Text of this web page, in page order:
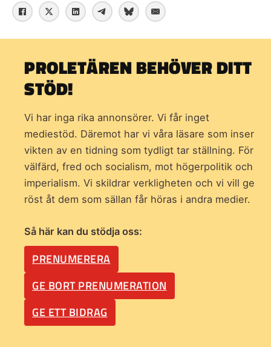
PROLETÄREN BEHÖVER DITT
STÖD!
Vi har inga rika annonsörer. Vi får inget
mediestöd. Däremot har vi våra läsare som inser
vikten av en tidning som tydligt tar ställning. För
välfärd, fred och socialism, mot högerpolitik och
imperialism. Vi skildrar verkligheten och vi vill ge
röst åt dem som sällan får höras i andra medier.
Så här kan du stödja oss:
PRENUMERERA
GE BORT PRENUMERATION
GE ETT BIDRAG